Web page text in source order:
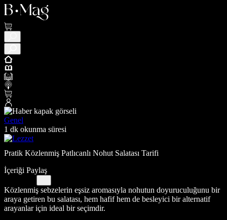
Genel
1 dk okunma süresi
Pratik Közlenmiş Patlıcanlı Nohut Salatası Tarifi
İçeriği Paylaş
Közlenmiş sebzelerin eşsiz aromasıyla nohutun doyuruculuğunu bir
araya getiren bu salatası, hem hafif hem de besleyici bir alternatif
arayanlar için ideal bir seçimdir.